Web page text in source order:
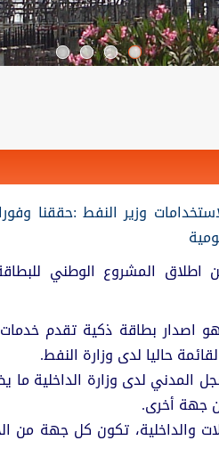
وزير النفط :حققنا
عن اطلاق المشروع الوطني
اصدار بطاقة ذكية تقدم
حاليا لدى وزارة النفط.
المدني لدى وزارة الداخلية
جهة أخرى.
والداخلية، تكون كل جهة من